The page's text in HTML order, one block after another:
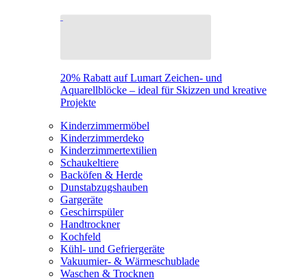
20% Rabatt auf Lumart Zeichen- und
Aquarellblöcke – ideal für Skizzen und kreative
Projekte
Kinderzimmermöbel
Kinderzimmerdeko
Kinderzimmertextilien
Schaukeltiere
Backöfen & Herde
Dunstabzugshauben
Gargeräte
Geschirrspüler
Handtrockner
Kochfeld
Kühl- und Gefriergeräte
Vakuumier- & Wärmeschublade
Waschen & Trocknen